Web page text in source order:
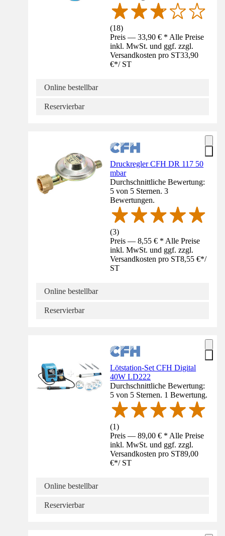
(18)
Preis — 33,90 € * Alle Preise
inkl. MwSt. und ggf. zzgl.
Versandkosten pro ST33,90
€*/ ST
Online bestellbar
Reservierbar
Druckregler CFH DR 117 50
mbar
Durchschnittliche Bewertung:
5 von 5 Sternen. 3
Bewertungen.
(3)
Preis — 8,55 € * Alle Preise
inkl. MwSt. und ggf. zzgl.
Versandkosten pro ST8,55 €*/
ST
Online bestellbar
Reservierbar
Lötstation-Set CFH Digital
40W LD222
Durchschnittliche Bewertung:
5 von 5 Sternen. 1 Bewertung.
(1)
Preis — 89,00 € * Alle Preise
inkl. MwSt. und ggf. zzgl.
Versandkosten pro ST89,00
€*/ ST
Online bestellbar
Reservierbar